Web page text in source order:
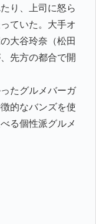
り、上司に怒ら
ていた。大手オ
大谷玲奈（松田
先方の都合で開
たグルメバーガ
的なバンズを使
る個性派グルメ